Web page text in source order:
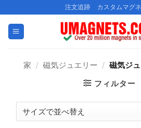
ン
注文追跡 カスタムマグ
家 / 磁気ジュエリー / 磁気ジ
フィルター